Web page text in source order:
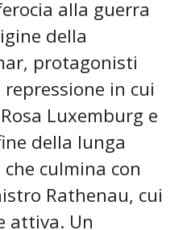
alla guerra
della
protagonisti
in cui
Luxemburg e
della lunga
culmina con
Rathenau, cui
attiva. Un